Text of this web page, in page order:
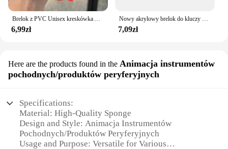
Brelok z PVC Unisex kreskówka Anime jednoczęściowy Luffy lalka moda torba studencka wisiorek ładny styl prezent urodzinowy dla mężczyzn brelok
6,99zł
Nowy akrylowy brelok do kluczy z kubkiem do piwa Symulacja mini szklanego breloka do kluczy Mężczyźni Kobiety Para Uchwyt na klucze Torba Wisiorek Biżuteria Akcesoria Prezent
7,09zł
Here are the products found in the Animacja instrumentów
pochodnych/produktów peryferyjnych
Specifications:
Material: High-Quality Sponge
Design and Style: Animacja Instrumentów
Pochodnych/Produktów Peryferyjnych
Usage and Purpose: Versatile for Various